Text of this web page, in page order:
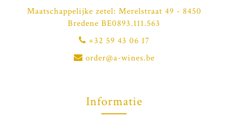
Maatschappelijke zetel: Merelstraat 49 - 8450
Bredene BE0893.111.563
+32 59 43 06 17
order@a-wines.be
Informatie